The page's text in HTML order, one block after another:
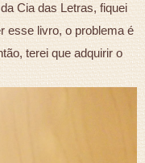
Cia das Letras, fiquei
esse livro, o problema é
terei que adquirir o